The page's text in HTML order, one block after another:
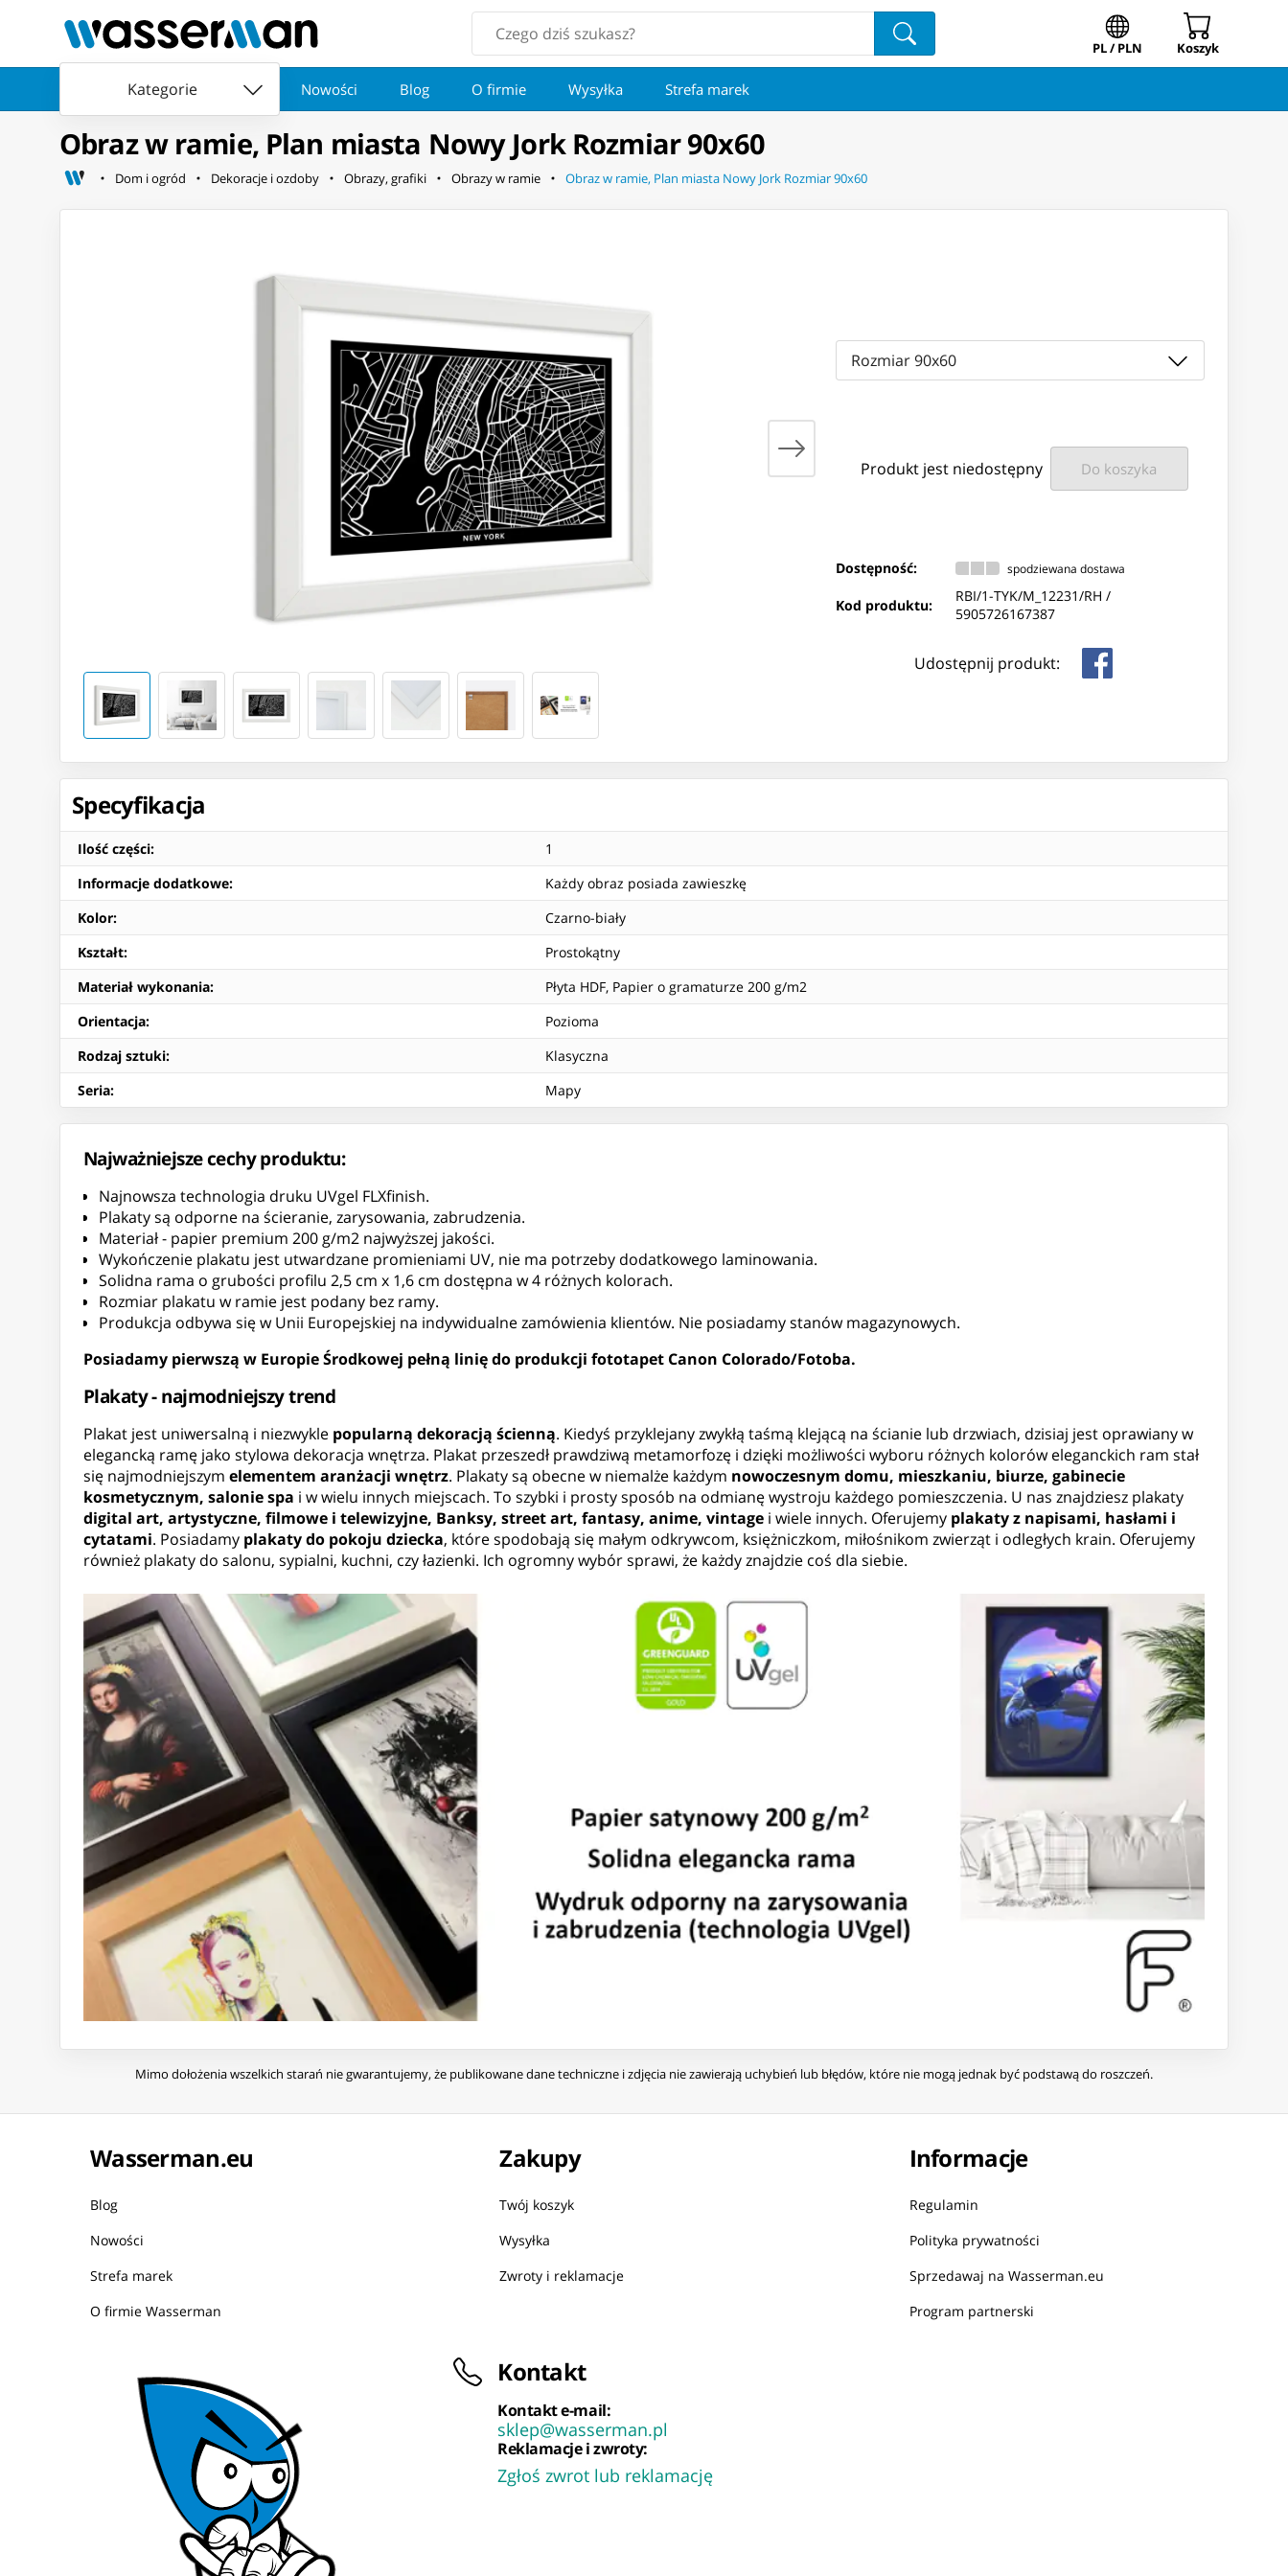
PL / PLN Koszyk
Kategorie Nowości Blog O firmie Wysyłka Strefa marek
Obraz w ramie, Plan miasta Nowy Jork Rozmiar 90x60
Dom i ogród Dekoracje i ozdoby Obrazy, grafiki Obrazy w ramie Obraz w ramie, Plan miasta Nowy Jork Rozmiar 90x60
Rozmiar 90x60
Produkt jest niedostępny Do koszyka
Dostępność: spodziewana dostawa
Kod produktu:
RBI/1-TYK/M_12231/RH /
5905726167387
Udostępnij produkt:
Specyfikacja
Ilość części:
1
Informacje dodatkowe:
Każdy obraz posiada zawieszkę
Kolor:
Czarno-biały
Kształt:
Prostokątny
Materiał wykonania:
Płyta HDF, Papier o gramaturze 200 g/m2
Orientacja:
Pozioma
Rodzaj sztuki:
Klasyczna
Seria: Mapy
Najważniejsze cechy produktu:
Najnowsza technologia druku UVgel FLXfinish.
Plakaty są odporne na ścieranie, zarysowania, zabrudzenia.
Materiał - papier premium 200 g/m2 najwyższej jakości.
Wykończenie plakatu jest utwardzane promieniami UV, nie ma potrzeby dodatkowego laminowania.
Solidna rama o grubości profilu 2,5 cm x 1,6 cm dostępna w 4 różnych kolorach.
Rozmiar plakatu w ramie jest podany bez ramy.
Produkcja odbywa się w Unii Europejskiej na indywidualne zamówienia klientów. Nie posiadamy stanów magazynowych.
Posiadamy pierwszą w Europie Środkowej pełną linię do produkcji fototapet Canon Colorado/Fotoba.
Plakaty - najmodniejszy trend
Plakat jest uniwersalną i niezwykle popularną dekoracją ścienną. Kiedyś przyklejany zwykłą taśmą klejącą na ścianie lub drzwiach, dzisiaj jest oprawiany w
elegancką ramę jako stylowa dekoracja wnętrza. Plakat przeszedł prawdziwą metamorfozę i dzięki możliwości wyboru różnych kolorów eleganckich ram stał
się najmodniejszym elementem aranżacji wnętrz. Plakaty są obecne w niemalże każdym nowoczesnym domu, mieszkaniu, biurze, gabinecie
kosmetycznym, salonie spa i w wielu innych miejscach. To szybki i prosty sposób na odmianę wystroju każdego pomieszczenia. U nas znajdziesz plakaty
digital art, artystyczne, filmowe i telewizyjne, Banksy, street art, fantasy, anime, vintage i wiele innych. Oferujemy plakaty z napisami, hasłami i
cytatami. Posiadamy plakaty do pokoju dziecka, które spodobają się małym odkrywcom, księżniczkom, miłośnikom zwierząt i odległych krain. Oferujemy
również plakaty do salonu, sypialni, kuchni, czy łazienki. Ich ogromny wybór sprawi, że każdy znajdzie coś dla siebie.
Mimo dołożenia wszelkich starań nie gwarantujemy, że publikowane dane techniczne i zdjęcia nie zawierają uchybień lub błędów, które nie mogą jednak być podstawą do roszczeń.
Wasserman.eu
Blog
Nowości
Strefa marek
O firmie Wasserman
Zakupy
Twój koszyk
Wysyłka
Zwroty i reklamacje
Informacje
Regulamin
Polityka prywatności
Sprzedawaj na Wasserman.eu
Program partnerski
Kontakt
Kontakt e-mail:
sklep@wasserman.pl
Reklamacje i zwroty:
Zgłoś zwrot lub reklamację